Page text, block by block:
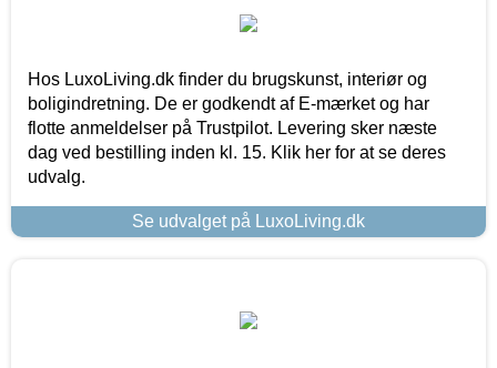
Hos LuxoLiving.dk finder du brugskunst, interiør og
boligindretning. De er godkendt af E-mærket og har
flotte anmeldelser på Trustpilot. Levering sker næste
dag ved bestilling inden kl. 15. Klik her for at se deres
udvalg.
Se udvalget på LuxoLiving.dk